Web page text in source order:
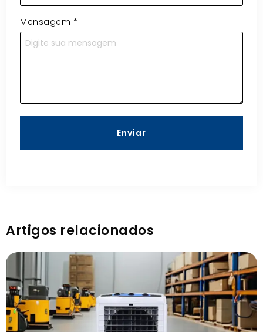
Mensagem *
Enviar
Artigos relacionados